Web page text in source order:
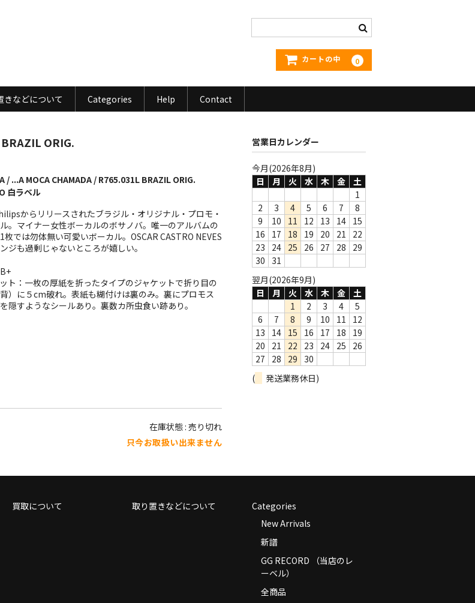
カートの中 0
きなどについて Categories Help Contact
ORIG.
/ ...A MOCA CHAMADA / R765.031L BRAZIL ORIG.
白ラベル
からリリースされたブラジル・オリジナル・プロモ・
。マイナー女性ボーカルのボサノバ。唯一のアルバムの
枚では勿体無い可愛いボーカル。OSCAR CASTRO NEVES
ジも過剰じゃないところが嬉しい。
ト：一枚の厚紙を折ったタイプのジャケットで折り目の
）に５cm破れ。表紙も糊付けは裏のみ。裏にプロモス
隠すようなシールあり。裏数カ所虫食い跡あり。
在庫状態 : 売り切れ
只今お取扱い出来ません
営業日カレンダー
今月(2026年8月)
日
月 火 水 木 金
土
1
2
3 4 5 6 7
8
9
10 11 12 13 14 15
16
17 18 19 20 21
22
23
24 25 26 27 28
29
30
31
翌月(2026年9月)
日
月 火 水 木 金
土
1
2 3 4
5
6
7 8 9 10 11
12
13
14 15 16 17 18
19
20
21 22 23 24 25
26
27
28 29
30
(
発送業務休日)
買取について 取り置きなどについて
Categories
New Arrivals
新譜
GG RECORD （当店のレ
ーベル）
全商品